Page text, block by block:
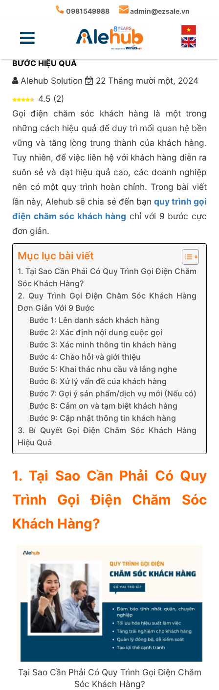
0981549988 admin@ezsale.vn
QUY TRÌNH GỌI ĐIỆN CHĂM SÓC KHÁCH HÀNG 9
BƯỚC HIỆU QUẢ
Alehub Solution
22 Tháng mười một, 2024
4.5 (2)
Gọi điện chăm sóc khách hàng là một trong
những cách hiệu quả để duy trì mối quan hệ bền
vững và tăng lòng trung thành của khách hàng.
Tuy nhiên, để việc liên hệ với khách hàng diễn ra
suôn sẻ và đạt hiệu quả cao, các doanh nghiệp
nên có một quy trình hoàn chỉnh. Trong bài viết
lần này, Alehub sẽ chia sẻ đến bạn quy trình gọi
điện chăm sóc khách hàng chỉ với 9 bước cực
đơn giản.
Mục lục bài viết
1. Tại Sao Cần Phải Có Quy Trình Gọi Điện Chăm
Sóc Khách Hàng?
2. Quy Trình Gọi Điện Chăm Sóc Khách Hàng
Đơn Giản Với 9 Bước
Bước 1: Lên danh sách khách hàng
Bước 2: Xác định nội dung cuộc gọi
Bước 3: Xác minh thông tin khách hàng
Bước 4: Chào hỏi và giới thiệu
Bước 5: Khai thác nhu cầu và lắng nghe
Bước 6: Xử lý vấn đề của khách hàng
Bước 7: Gợi ý sản phẩm/dịch vụ mới (Nếu có)
Bước 8: Cảm ơn và tạm biệt khách hàng
Bước 9: Cập nhật thông tin khách hàng
3. Bí Quyết Gọi Điện Chăm Sóc Khách Hàng
Hiệu Quả
1. Tại Sao Cần Phải Có Quy
Trình Gọi Điện Chăm Sóc
Khách Hàng?
Tại Sao Cần Phải Có Quy Trình Gọi Điện Chăm
Sóc Khách Hàng?